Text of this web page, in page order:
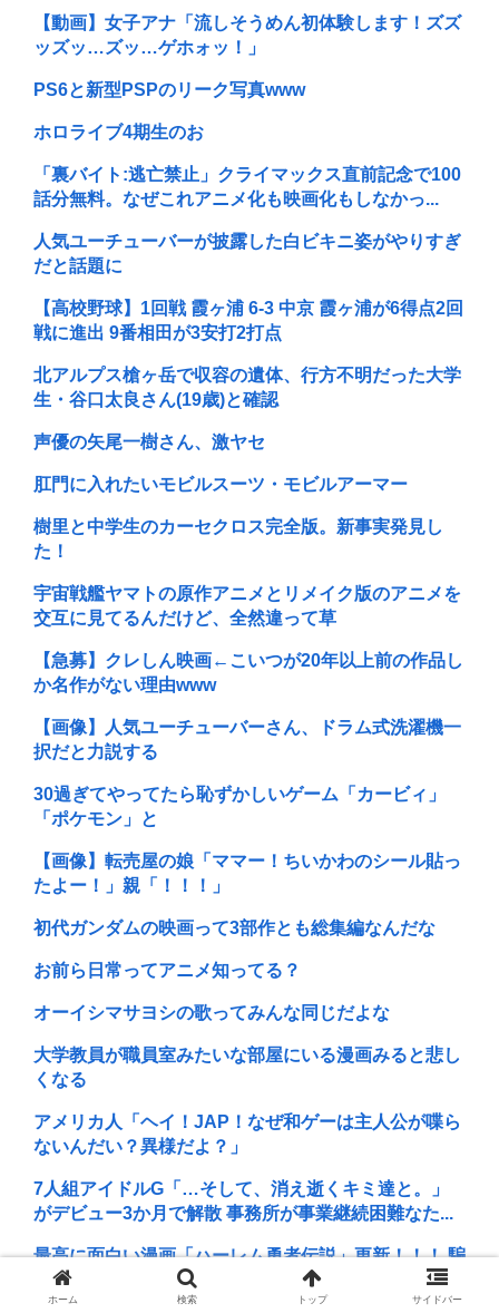
【動画】女子アナ「流しそうめん初体験します！ズズ
ッズッ…ズッ…ゲホォッ！」
PS6と新型PSPのリーク写真www
ホロライブ4期生のお
「裏バイト:逃亡禁止」クライマックス直前記念で100
話分無料。なぜこれアニメ化も映画化もしなかっ...
人気ユーチューバーが披露した白ビキニ姿がやりすぎ
だと話題に
【高校野球】1回戦 霞ヶ浦 6-3 中京 霞ヶ浦が6得点2回
戦に進出 9番相田が3安打2打点
北アルプス槍ヶ岳で収容の遺体、行方不明だった大学
生・谷口太良さん(19歳)と確認
声優の矢尾一樹さん、激ヤセ
肛門に入れたいモビルスーツ・モビルアーマー
樹里と中学生のカーセクロス完全版。新事実発見し
た！
宇宙戦艦ヤマトの原作アニメとリメイク版のアニメを
交互に見てるんだけど、全然違って草
【急募】クレしん映画←こいつが20年以上前の作品し
か名作がない理由www
【画像】人気ユーチューバーさん、ドラム式洗濯機一
択だと力説する
30過ぎてやってたら恥ずかしいゲーム「カービィ」
「ポケモン」と
【画像】転売屋の娘「ママー！ちいかわのシール貼っ
たよー！」親「！！！」
初代ガンダムの映画って3部作とも総集編なんだな
お前ら日常ってアニメ知ってる？
オーイシマサヨシの歌ってみんな同じだよな
大学教員が職員室みたいな部屋にいる漫画みると悲し
くなる
アメリカ人「ヘイ！JAP！なぜ和ゲーは主人公が喋ら
ないんだい？異様だよ？」
7人組アイドルG「…そして、消え逝くキミ達と。」
がデビュー3か月で解散 事務所が事業継続困難なた...
最高に面白い漫画「ハーレム勇者伝説」更新！！！ 騙
されたと思って読んでみろ！！！
ホーム 検索 トップ サイドバー